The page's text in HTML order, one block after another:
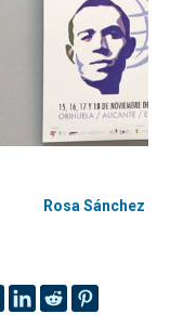
Rosa Sánchez